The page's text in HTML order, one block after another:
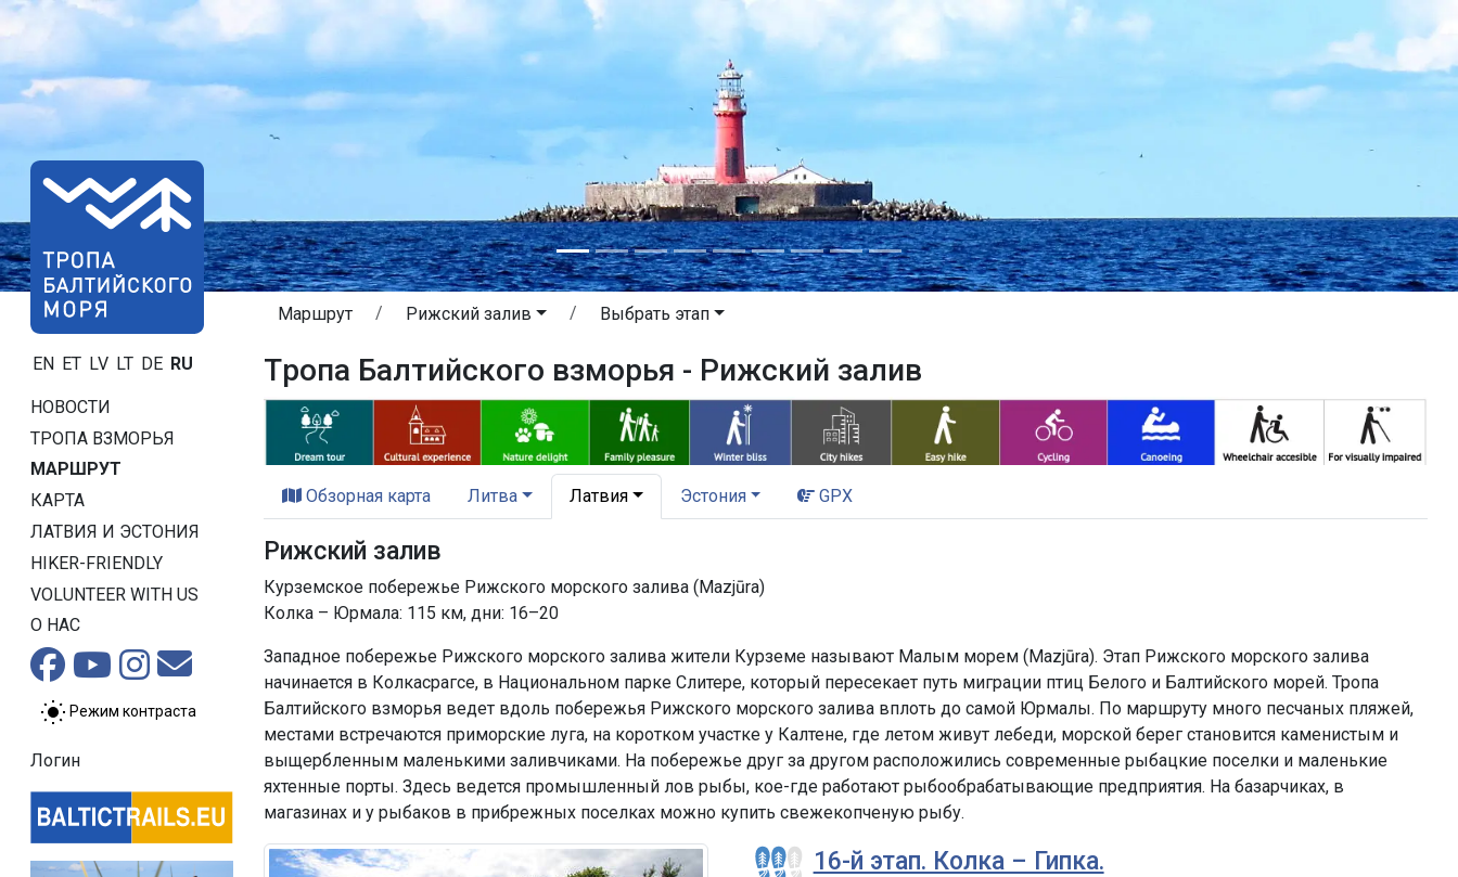
EN ET LV LT DE RU
НОВОСТИ
ТРОПA ВЗМОРЬЯ
МАРШРУТ
КАРТА
ЛАТВИЯ И ЭСТОНИЯ
HIKER-FRIENDLY
VOLUNTEER WITH US
О НАС
Режим контраста
Логин
Маршрут Рижский залив Выбрать этап
Tропa Балтийского взморья - Рижский залив
Обзорная карта Литва Латвия Эстония GPX
Рижский залив
Курземское побережье Рижского морского залива (Mazjūra)
Колка – Юрмала: 115 км, дни: 16–20
Западное побережье Рижского морского залива жители Курземе называют Малым морем (Mazjūra). Этап Рижского морского залива
начинается в Колкасрагсе, в Национальном парке Слитере, который пересекает путь миграции птиц Белого и Балтийского морей. Тропа
Балтийского взморья ведет вдоль побережья Рижского морского залива вплоть до самой Юрмалы. По маршруту много песчаных пляжей,
местами встречаются приморские луга, на коротком участке у Калтене, где летом живут лебеди, морской берег становится каменистым и
выщербленным маленькими заливчиками. На побережье друг за другом расположились современные рыбацкие поселки и маленькие
яхтенные порты. Здесь ведется промышленный лов рыбы, кое-где работают рыбообрабатывающие предприятия. На базарчиках, в
магазинах и у рыбаков в прибрежных поселках можно купить свежекопченую рыбу.
16-й этап. Колка – Гипка.